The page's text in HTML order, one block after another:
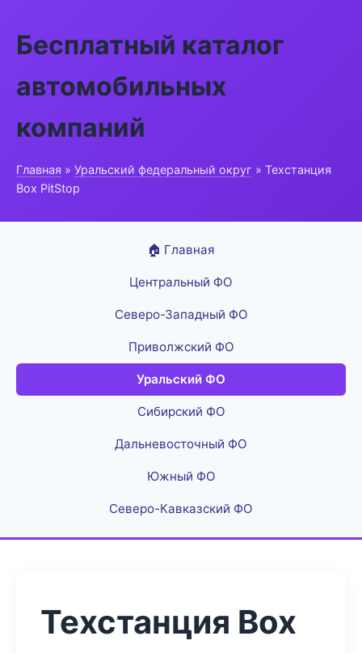
Бесплатный каталог
автомобильных
компаний
Главная » Уральский федеральный округ » Техстанция
Box PitStop
🏠 Главная
Центральный ФО
Северо-Западный ФО
Приволжский ФО
Уральский ФО
Сибирский ФО
Дальневосточный ФО
Южный ФО
Северо-Кавказский ФО
Техстанция Box